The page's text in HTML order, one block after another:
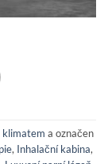
klimatem a označen
, Inhalační kabina,